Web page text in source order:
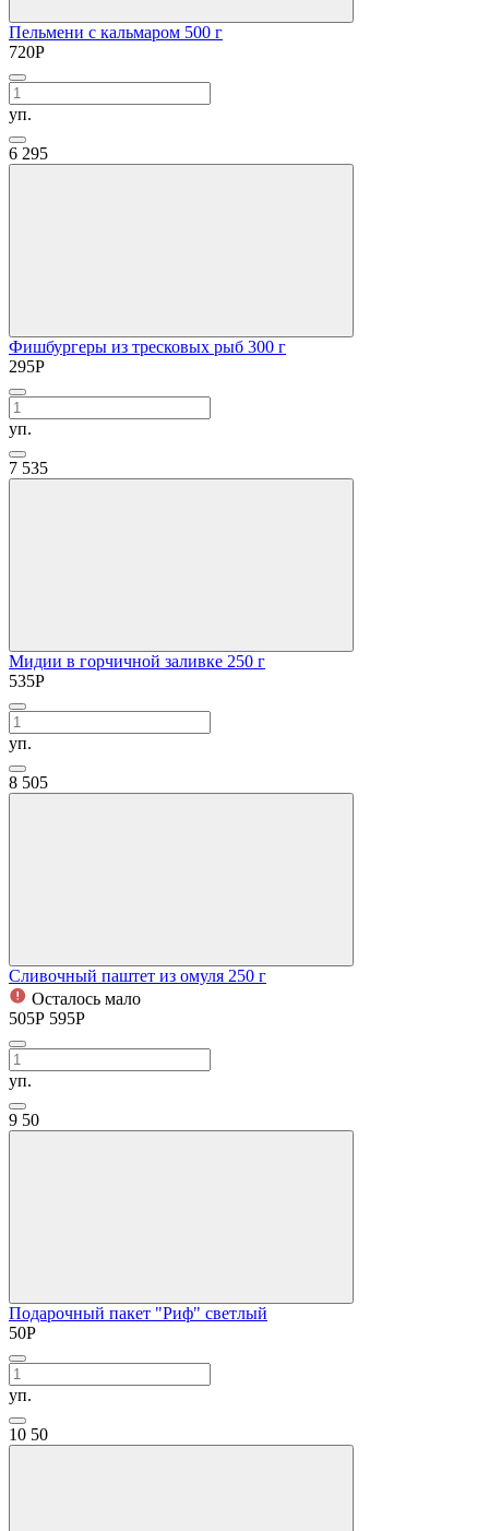
Пельмени с кальмаром 500 г
720Р
уп.
6 295
Фишбургеры из тресковых рыб 300 г
295Р
уп.
7 535
Мидии в горчичной заливке 250 г
535Р
уп.
8 505
Сливочный паштет из омуля 250 г
Осталось мало
505Р 595Р
уп.
9 50
Подарочный пакет "Риф" светлый
50Р
уп.
10 50